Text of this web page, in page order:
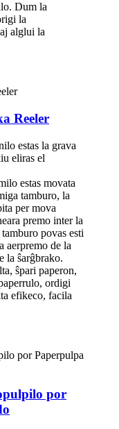
Dum la
la
alglui la
Reeler
estas la grava
eliras el
estas movata
tamburo, la
per mova
premo inter la
povas esti
aerpremo de la
la ŝarĝbrako.
ŝpari paperon,
ordigi
efikeco, facila
por